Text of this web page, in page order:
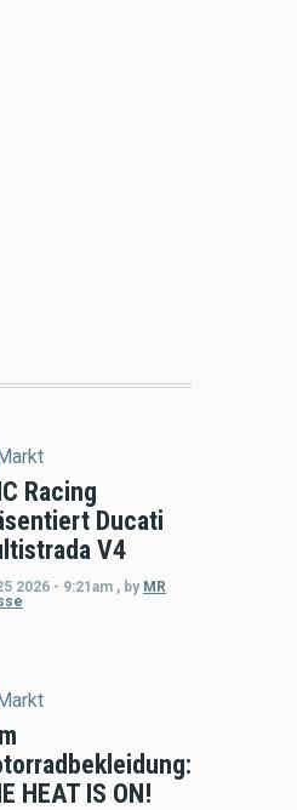
Markt
Racing
Ducati
V4
2026 - 9:21am , by MR
HEAT IS ON!